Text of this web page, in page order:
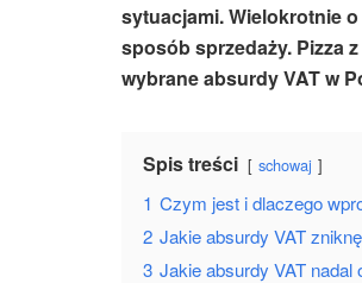
sytuacjami. Wielokrotnie
sposób sprzedaży. Pizza
wybraneabsurdy VAT w
Spis treści schowaj
1 Czym jest i dlaczego
2 Jakie absurdy VAT
3 Jakie absurdy VAT